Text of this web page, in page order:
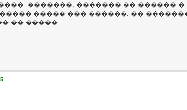
�������, ������� �� ������
����� ��� ������. ��
�� �����...